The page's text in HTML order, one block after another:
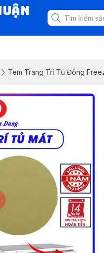
Tem Trang Trí Tủ Đông